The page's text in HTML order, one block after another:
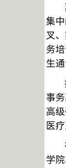
集
叉
务
生通
事
高
医
学